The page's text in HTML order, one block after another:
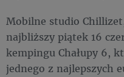
Mobilne studio
najbliższy piątek 16
kempingu Chałupy 6,
jednego z najlepszych